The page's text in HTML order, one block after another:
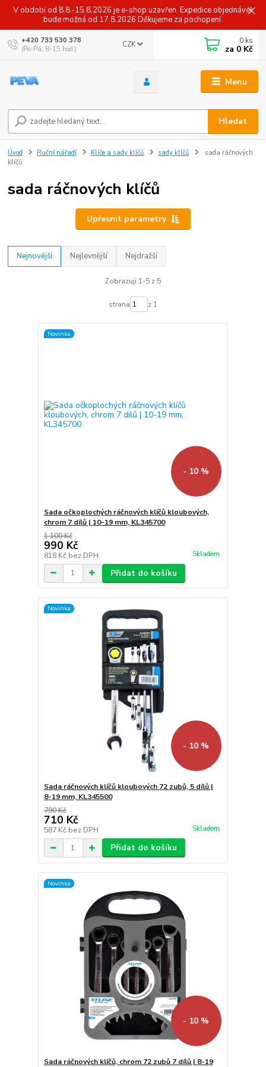
V období od 8.8.-15.8.2026 je e-shop uzavřen. Expedice objednávek
bude možná od 17.8.2026 Děkujeme za pochopení.
Menu
CZK
Hledat
+420 733 530 378
(Po-Pá, 8-15 hod.)
0 ks
za 0 Kč
Úvod Ruční nářadí Klíče a sady klíčů sady klíčů
sada ráčnových
klíčů
sada ráčnových klíčů
Upřesnit parametry
Nejnovější Nejlevnější Nejdražší
Zobrazuji 1-5 z 5
strana z 1
Novinka
- 10 %
Sada očkoplochých ráčnových klíčů kloubových,
chrom 7 dílů | 10-19 mm, KL345700
1 100 Kč
990 Kč
818 Kč bez DPH Skladem
Přidat do košíku
Novinka
- 10 %
Sada ráčnových klíčů kloubových 72 zubů, 5 dílů |
8-19 mm, KL345500
790 Kč
710 Kč
587 Kč bez DPH Skladem
Přidat do košíku
Novinka
- 10 %
Sada ráčnových klíčů, chrom 72 zubů 7 dílů | 8-19